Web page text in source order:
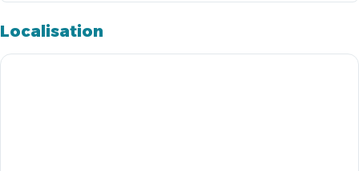
Localisation